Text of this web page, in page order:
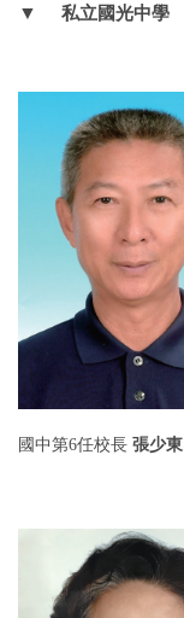
▼ 私立國光中學
國中第6任校長 張少東